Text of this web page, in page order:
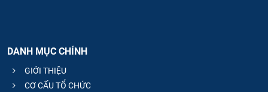
DANH MỤC CHÍNH
GIỚI THIỆU
CƠ CẤU TỔ CHỨC